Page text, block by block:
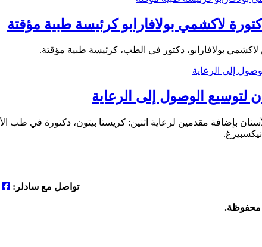
لاكشمي بولافارابو كرئيسة طبية مؤقتة
بولافارابو، دكتور في الطب، كرئيسة طبية مؤقتة.
لتوسيع الوصول إلى الرعاية
بإضافة مقدمين لرعاية اثنين: كريستا بيتون، دكتورة في طب
تواصل مع سادلر: